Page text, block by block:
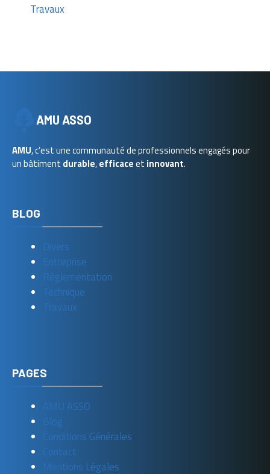
Travaux
AMU ASSO
AMU, c’est une communauté de professionnels engagés pour
un bâtiment durable,efficaceet innovant.
BLOG
Divers
Entreprise
Réglementation
Technique
Travaux
PAGES
AMU ASSO
Blog
Conditions Générales
Contact
Mentions Légales